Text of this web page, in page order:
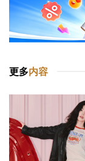
更多内容